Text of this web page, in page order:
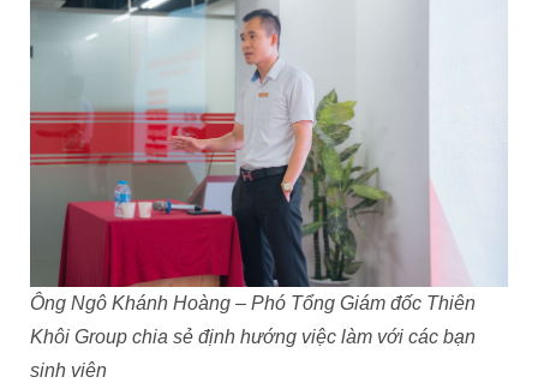
Ông Ngô Khánh Hoàng – Phó Tổng Giám đốc Thiên
Khôi Group chia sẻ định hướng việc làm với các bạn
sinh viên